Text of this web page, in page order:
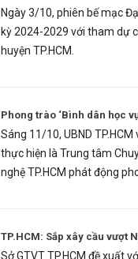
Ngày 3/10, phiên bế mạc
kỳ 2024-2029 với tham dự
huyện TP.HCM.
Phong trào ‘Bình dân học
Sáng 11/10, UBND
thực hiện là Trung tâm
nghệ TP.HCM phát động
TP.HCM: Sắp xây cầu vượt
Sở GTVT TP.HCM đề xuất